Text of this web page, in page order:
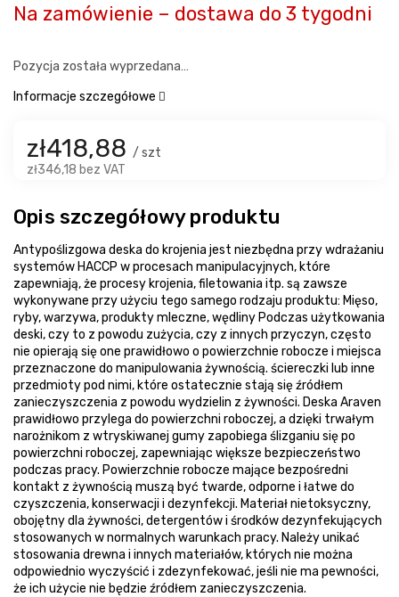
zł418,88 / szt
zł346,18 bez VAT
Na zamówienie – dostawa do 3 tygodni
Pozycja została wyprzedana…
Informacje szczegółowe
Opis szczegółowy produktu
Antypoślizgowa deska do krojenia jest niezbędna przy wdrażaniu
systemów HACCP w procesach manipulacyjnych, które
zapewniają, że procesy krojenia, filetowania itp. są zawsze
wykonywane przy użyciu tego samego rodzaju produktu: Mięso,
ryby, warzywa, produkty mleczne, wędliny Podczas użytkowania
deski, czy to z powodu zużycia, czy z innych przyczyn, często
nie opierają się one prawidłowo o powierzchnie robocze i miejsca
przeznaczone do manipulowania żywnością. ściereczki lub inne
przedmioty pod nimi, które ostatecznie stają się źródłem
zanieczyszczenia z powodu wydzielin z żywności. Deska Araven
prawidłowo przylega do powierzchni roboczej, a dzięki trwałym
narożnikom z wtryskiwanej gumy zapobiega ślizganiu się po
powierzchni roboczej, zapewniając większe bezpieczeństwo
podczas pracy. Powierzchnie robocze mające bezpośredni
kontakt z żywnością muszą być twarde, odporne i łatwe do
czyszczenia, konserwacji i dezynfekcji. Materiał nietoksyczny,
obojętny dla żywności, detergentów i środków dezynfekujących
stosowanych w normalnych warunkach pracy. Należy unikać
stosowania drewna i innych materiałów, których nie można
odpowiednio wyczyścić i zdezynfekować, jeśli nie ma pewności,
że ich użycie nie będzie źródłem zanieczyszczenia.